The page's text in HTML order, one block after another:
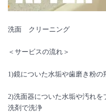
洗面 クリーニング
＜サービスの流れ＞
1)鏡についた水垢や歯磨き粉
2)洗面器についた水垢や汚れ
洗剤で洗浄